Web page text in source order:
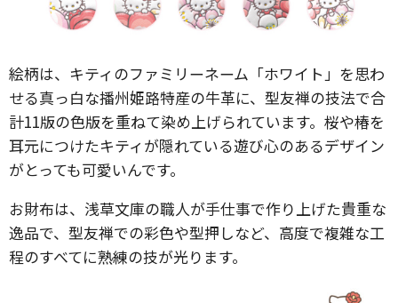
絵柄は、キティのファミリーネーム「ホワイト」を思わ
せる真っ白な播州姫路特産の牛革に、型友禅の技法で合
計11版の色版を重ねて染め上げられています。桜や椿を
耳元につけたキティが隠れている遊び心のあるデザイン
がとっても可愛いんです。
お財布は、浅草文庫の職人が手仕事で作り上げた貴重な
逸品で、型友禅での彩色や型押しなど、高度で複雑な工
程のすべてに熟練の技が光ります。